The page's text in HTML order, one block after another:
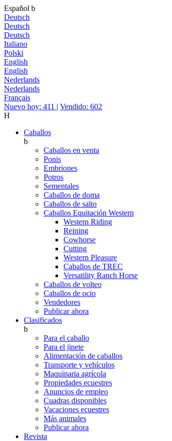
Español b
Deutsch
Deutsch
Deutsch
Italiano
Polski
English
English
Nederlands
Nederlands
Français
Nuevo hoy: 411 | Vendido: 602
H
Caballos
b
Caballos en venta
Ponis
Embriones
Potros
Sementales
Caballos de doma
Caballos de salto
Caballos Equitación Western
Western Riding
Reining
Cowhorse
Cutting
Western Pleasure
Caballos de TREC
Versatility Ranch Horse
Caballos de volteo
Caballos de ocio
Vendedores
Publicar ahora
Clasificados
b
Para el caballo
Para el jinete
Alimentación de caballos
Transporte y vehículos
Maquinaria agrícola
Propiedades ecuestres
Anuncios de empleo
Cuadras disponibles
Vacaciones ecuestres
Más animales
Publicar ahora
Revista